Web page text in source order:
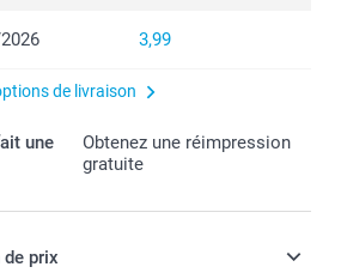
3,99
de livraison
une
Obtenez une réimpression
gratuite
prix